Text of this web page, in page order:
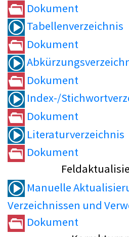
Dokument
Tabellenverzeichnis
Dokument
Dokument
Index-/
Dokument
Literaturverzeichnis
Dokument
Manuelle
Verzeichnissen und
Dokument